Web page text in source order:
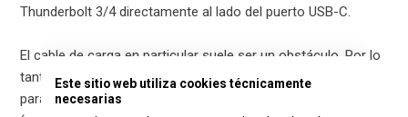
Thunderbolt 3/4 directamente al lado del puerto USB-C.
El cable de carga en particular suele ser un obstáculo. Por lo
tanto, sería muy importante saber qué cables ha utilizado
para comprobar su solicitud; el tipo exacto es importante
Este sitio web utiliza cookies técnicamente
necesarias